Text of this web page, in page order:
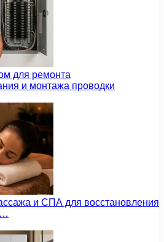
для ремонта
и монтажа проводки
и СПА для восстановления